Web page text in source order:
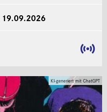
KI-generiert mit ChatGPT